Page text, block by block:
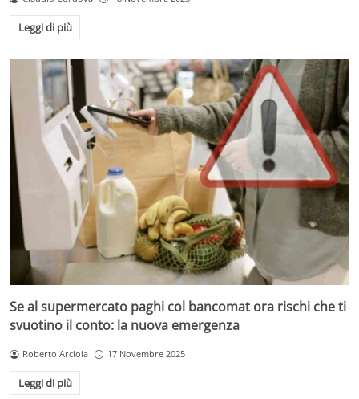
Leggi di più
Se al supermercato paghi col bancomat ora rischi che ti
svuotino il conto: la nuova emergenza
Roberto Arciola 17 Novembre 2025
Leggi di più